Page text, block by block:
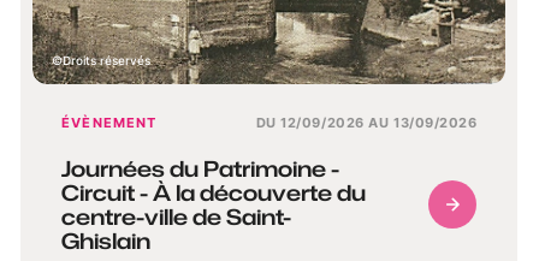
Droits réservés
ÉVÈNEMENT DU 12/09/2026 AU 13/09/2026
Journées du Patrimoine -
Circuit - À la découverte du
centre-ville de Saint-
Ghislain